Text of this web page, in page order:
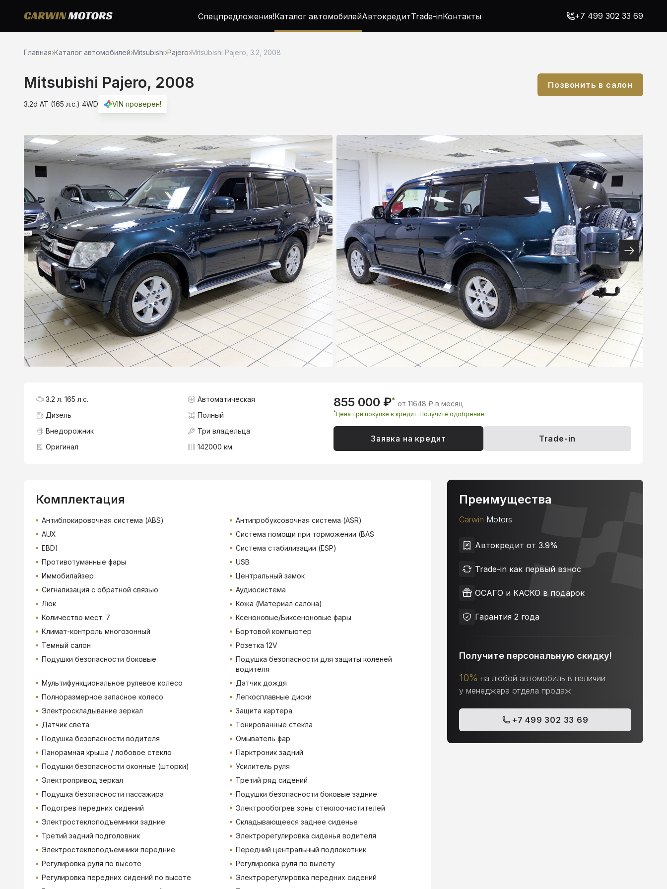
Спецпредложения!Каталог автомобилейАвтокредитTrade-inКонтакты +7 499 302 33 69
Главная›Каталог автомобилей›Mitsubishi›Pajero›Mitsubishi Pajero, 3.2, 2008
Mitsubishi Pajero, 2008
3.2d AT (165 л.с.) 4WD VIN проверен!
Позвонить в салон
855 000 ₽* от 11648 ₽ в месяц
*Цена при покупке в кредит. Получите одобрение:
Заявка на кредит Trade-in
3.2 л. 165 л.с.
Автоматическая
Дизель
Полный
Внедорожник
Три владельца
Оригинал
142000 км.
Комплектация
Антиблокировочная система (ABS)
Антипробуксовочная система (ASR)
AUX
Система помощи при торможении (BAS
EBD)
Система стабилизации (ESP)
Противотуманные фары
USB
Иммобилайзер
Центральный замок
Сигнализация с обратной связью
Аудиосистема
Люк
Кожа (Материал салона)
Количество мест: 7
Ксеноновые/Биксеноновые фары
Климат-контроль многозонный
Бортовой компьютер
Темный салон
Розетка 12V
Подушки безопасности боковые
Подушка безопасности для защиты коленей
водителя
Мультифункциональное рулевое колесо
Датчик дождя
Полноразмерное запасное колесо
Легкосплавные диски
Электроскладывание зеркал
Защита картера
Датчик света
Тонированные стекла
Подушка безопасности водителя
Омыватель фар
Панорамная крыша / лобовое стекло
Парктроник задний
Подушки безопасности оконные (шторки)
Усилитель руля
Электропривод зеркал
Третий ряд сидений
Подушка безопасности пассажира
Подушки безопасности боковые задние
Подогрев передних сидений
Электрообогрев зоны стеклоочистителей
Электростеклоподъемники задние
Складывающееся заднее сиденье
Третий задний подголовник
Электрорегулировка сиденья водителя
Электростеклоподъемники передние
Передний центральный подлокотник
Регулировка руля по высоте
Регулировка руля по вылету
Регулировка передних сидений по высоте
Электрорегулировка передних сидений
Преимущества
Carwin Motors
Автокредит от 3.9%
Trade-in как первый взнос
ОСАГО и КАСКО в подарок
Гарантия 2 года
Получите персональную скидку!
10% на любой автомобиль в наличии
у менеджера отдела продаж
+7 499 302 33 69